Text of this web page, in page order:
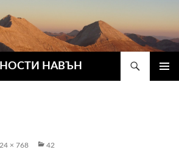
НАВЪН
× 768 42